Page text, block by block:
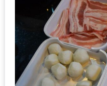
สุด
เด็ด
ที่
AIKO
(THE
UP,